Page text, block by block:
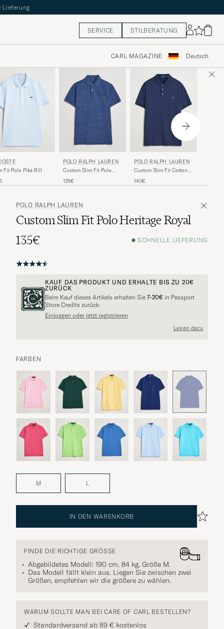
SERVICE STILBERATUNG
CARL MAGAZINE Deutsch
Fit Polo Piké Rill
POLO RALPH LAUREN
Custom Slim Fit Polo
125€
POLO RALPH LAUREN
Custom Slim Fit Cotton
140€
POLO RALPH LAUREN
Custom Slim Fit Polo Heritage Royal
135€
SCHNELLE LIEFERUNG
KAUF DAS PRODUKT UND ERHALTE BIS ZU 20€
ZURÜCK
Beim Kauf dieses Artikels erhalten Sie 7-20€ in Passport
Store Credits zurück.
Einloggen oder jetzt registrieren
Lesen dazu
FARBEN
M L
IN DEN WARENKORB
FINDE DIE RICHTIGE GRÖSSE
Abgebildetes Modell: 190 cm, 84 kg, Größe M.
Das Modell fällt klein aus. Liegen Sie zwischen zwei
Größen, empfehlen wir die größere zu wählen.
WARUM SOLLTE MAN BEI CARE OF CARL BESTELLEN?
Standardversand ab 89 € kostenlos